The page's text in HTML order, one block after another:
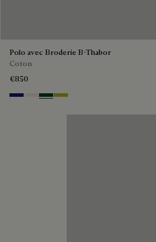
Polo avec Broderie B-Thabor